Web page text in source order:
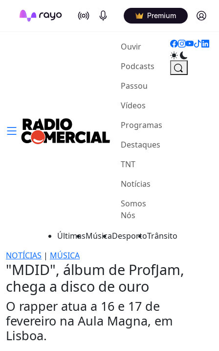
On Air Podcasts Premium Log in
Ouvir(current)
Podcasts
Passou
Vídeos
Programas
Destaques
TNT
Notícias
Somos
Nós
ÚltimasMúsicaDesportoTrânsito
NOTÍCIAS | MÚSICA
"MDID", álbum de ProfJam,
chega a disco de ouro
O rapper atua a 16 e 17 de
fevereiro na Aula Magna, em
Lisboa.